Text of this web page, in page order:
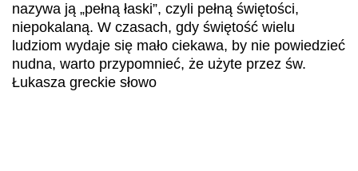
nazywa ją „pełną łaski”, czyli pełną świętości,
niepokalaną. W czasach, gdy świętość wielu
ludziom wydaje się mało ciekawa, by nie powiedzieć
nudna, warto przypomnieć, że użyte przez św.
Łukasza greckie słowo